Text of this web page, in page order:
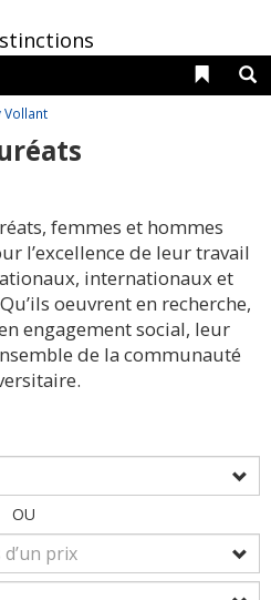
Liens
Vollant
femmes et hommes
l’excellence de leur travail
internationaux et
oeuvrent en recherche,
engagement social, leur
de la communauté
OU